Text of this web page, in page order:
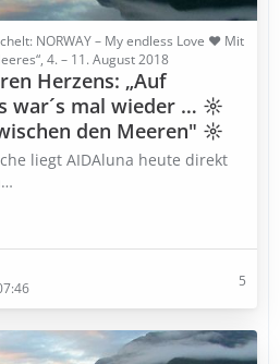
NORWAY – My endless Love ♥ Mit
4. – 11. August 2018
Herzens: „Auf
war´s mal wieder … ☼
den Meeren" ☼
liegt AIDAluna heute direkt
5